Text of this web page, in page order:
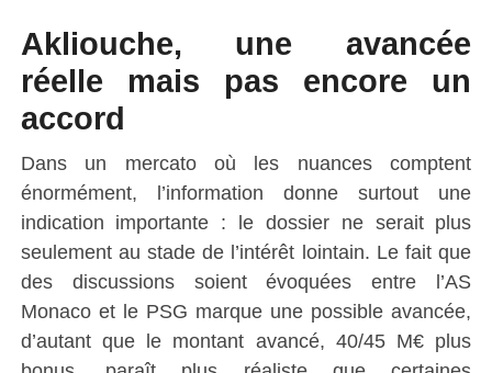
Akliouche, une avancée
réelle mais pas encore un
accord
Dans un mercato où les nuances comptent
énormément, l’information donne surtout une
indication importante : le dossier ne serait plus
seulement au stade de l’intérêt lointain. Le fait que
des discussions soient évoquées entre l’AS
Monaco et le PSG marque une possible avancée,
d’autant que le montant avancé, 40/45 M€ plus